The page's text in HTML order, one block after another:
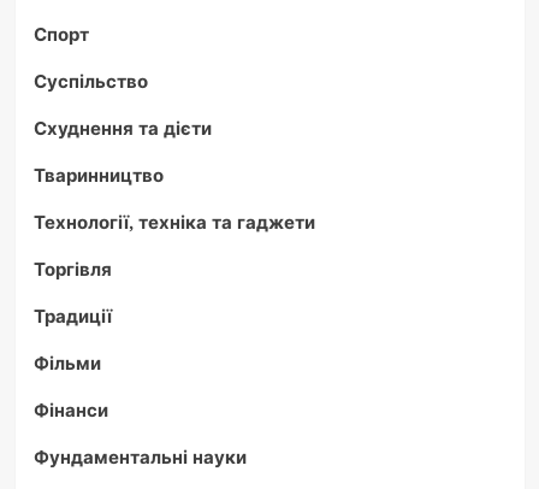
Спорт
Суспільство
Схуднення та дієти
Тваринництво
Технології, техніка та гаджети
Торгівля
Традиції
Фільми
Фінанси
Фундаментальні науки